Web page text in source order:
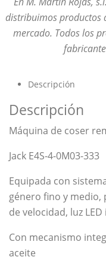
distribuimos productos
mercado. Todos los
Descripción
Descripción
Máquina de coser
Jack E4S-4-0M03-333
Equipada con
género fino y
de velocidad, luz
Con mecanismo
aceite